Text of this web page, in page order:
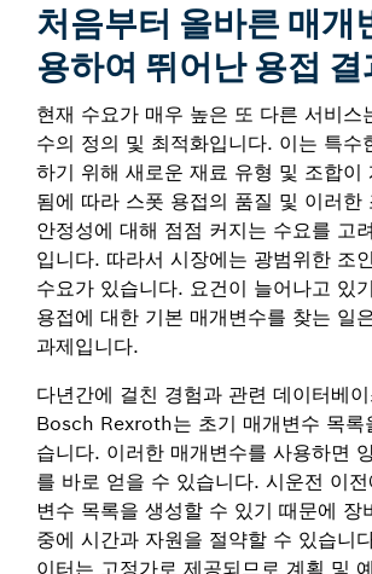
처음부터 올바른 매개
용하여 뛰어난 용접 결
현재 수요가 매우 높은 또 다른 서비스
수의 정의 및 최적화입니다. 이는 특수
하기 위해 새로운 재료 유형 및 조합이
됨에 따라 스폿 용접의 품질 및 이러한
안정성에 대해 점점 커지는 수요를 고
입니다. 따라서 시장에는 광범위한 조
수요가 있습니다. 요건이 늘어나고 있
용접에 대한 기본 매개변수를 찾는 일
과제입니다.
다년간에 걸친 경험과 관련 데이터베
Bosch Rexroth는 초기 매개변수 목록
습니다. 이러한 매개변수를 사용하면
를 바로 얻을 수 있습니다. 시운전 이
변수 목록을 생성할 수 있기 때문에 장
중에 시간과 자원을 절약할 수 있습니
이터는 고정가로 제공되므로 계획 및